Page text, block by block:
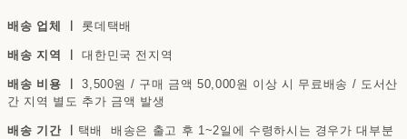
배송 업체 ㅣ 롯데택배
배송 지역 ㅣ대한민국 전지역
배송 비용 ㅣ3,500원 / 구매 금액 50,000원 이상 시 무료배송 / 도서산
간 지역 별도 추가 금액 발생
배송 기간 ㅣ 택배 배송은 출고 후 1~2일에 수령하시는 경우가 대부분